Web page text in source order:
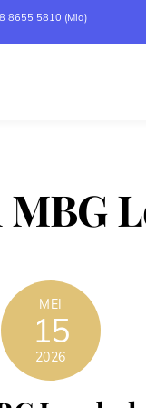
8655 5810 (Mia)
MBG
MEI
15
2026